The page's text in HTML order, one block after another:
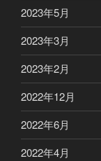
2023年5月
2023年3月
2023年2月
2022年12月
2022年6月
2022年4月